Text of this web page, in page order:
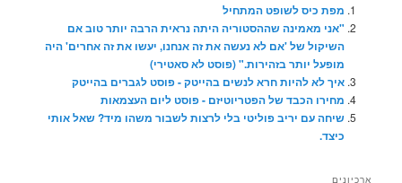
מפת כיס לשופט המתחיל
"אני מאמינה שההסטוריה היתה נראית הרבה יותר טוב אם
השיקול של 'אם לא נעשה את זה אנחנו, יעשו את זה אחרים' היה
מופעל יותר בזהירות." (פוסט לא סאטירי)
איך לא להיות חרא לנשים בהייטק - פוסט לגברים בהייטק
מחירו הכבד של הפטריוטיזם - פוסט ליום העצמאות
שיחה עם יריב פוליטי בלי לרצות לשבור משהו מיד? שאל אותי
כיצד.
ארכיונים